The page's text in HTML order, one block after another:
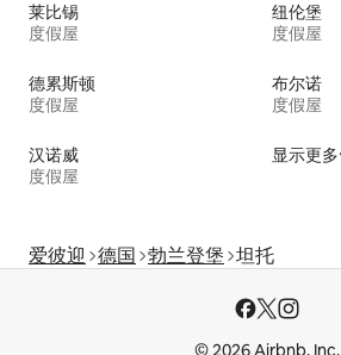
莱比锡
度假屋
纽伦堡
度假屋
德累斯顿
度假屋
布尔诺
度假屋
汉诺威
度假屋
显示更多
爱彼迎 德国 勃兰登堡 坦托
© 2026 Airbnb, Inc.